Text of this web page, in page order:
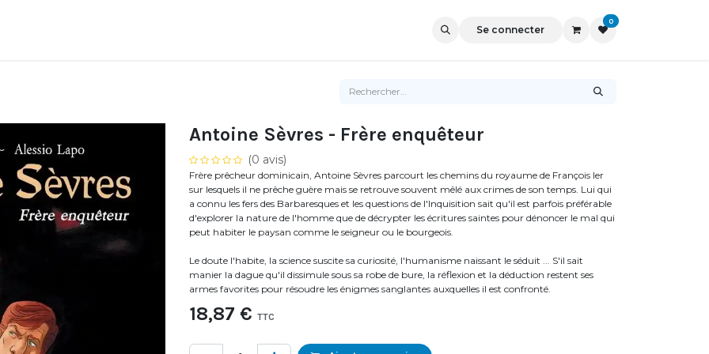
Se connecter
0
Antoine Sèvres - Frère enquêteur
(0 avis)
Frère prêcheur dominicain, Antoine Sèvres parcourt les chemins du royaume de François Ier
sur lesquels il ne prêche guère mais se retrouve souvent mêlé aux crimes de son temps. Lui qui
a connu les fers des Barbaresques et les questions de l'Inquisition sait qu'il est parfois préférable
d'explorer la nature de l'homme que de décrypter les écritures saintes pour dénoncer le mal qui
peut habiter le paysan comme le seigneur ou le bourgeois.
Le doute l'habite, la science suscite sa curiosité, l'humanisme naissant le séduit ... S'il sait
manier la dague qu'il dissimule sous sa robe de bure, la réflexion et la déduction restent ses
armes favorites pour résoudre les énigmes sanglantes auxquelles il est confronté.
18,87 € TTC